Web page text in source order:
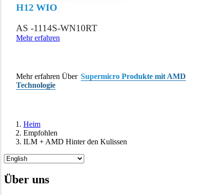
H12 WIO
AS -1114S-WN10RT
Mehr erfahren
Mehr erfahren Über Supermicro Produkte mit AMD
Technologie
Brotkrumen
Heim
Empfohlen
ILM + AMD Hinter den Kulissen
Wählen
Ihre
Sprache
Über uns